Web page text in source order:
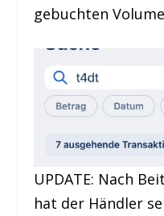
gebuchten
UPDATE: Nach
hat der Händler